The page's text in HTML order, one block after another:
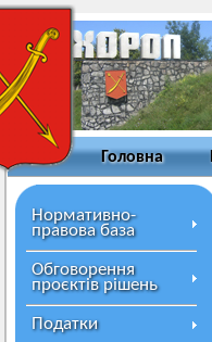
Головна
Нормативно-
правова база
Обговорення
проєктів рішень
Податки